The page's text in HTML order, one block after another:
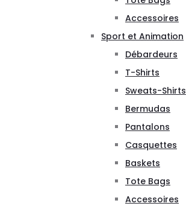
Accessoires
Sport et Animation
Débardeurs
T-Shirts
Sweats-Shirts
Bermudas
Pantalons
Casquettes
Baskets
Tote Bags
Accessoires